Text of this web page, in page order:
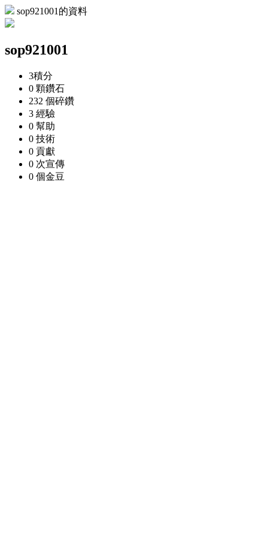
sop921001的資料
sop921001
3積分
0 顆鑽石
232 個碎鑽
3 經驗
0 幫助
0 技術
0 貢獻
0 次宣傳
0 個金豆